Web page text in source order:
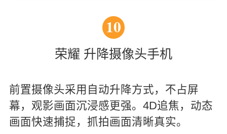
10
荣耀 升降摄像头手机
前置摄像头采用自动升降方式，不占屏
幕，观影画面沉浸感更强。4D追焦，动态
画面快速捕捉，抓拍画面清晰真实。